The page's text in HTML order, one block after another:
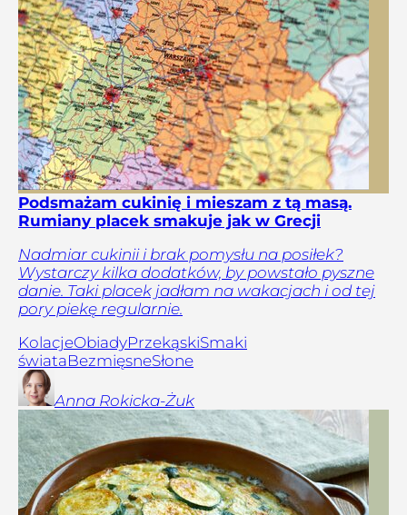
Podsmażam cukinię i mieszam z tą masą.
Rumiany placek smakuje jak w Grecji
Nadmiar cukinii i brak pomysłu na posiłek?
Wystarczy kilka dodatków, by powstało pyszne
danie. Taki placek jadłam na wakacjach i od tej
pory piekę regularnie.
KolacjeObiadyPrzekąskiSmaki
świataBezmięsneSłone
Anna Rokicka-Żuk